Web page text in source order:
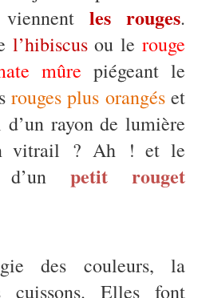
les rouges.
l’hibiscusou le rouge
mûre piégeant le
rouges plus orangéset
d’un rayon de lumière
vitrail ? Ah ! et le
d’un petit rouget
des couleurs, la
cuissons. Elles font